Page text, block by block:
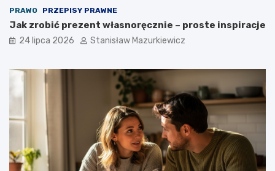
PRAWO PRZEPISY PRAWNE
Jak zrobić prezent własnoręcznie – proste inspiracje
24 lipca 2026 Stanisław Mazurkiewicz